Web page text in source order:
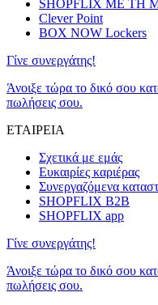
SHOPFLIX ΜΕ ΤΗ
Clever Point
BOX NOW Lockers
Γίνε συνεργάτης!
Άνοιξε τώρα το δικό σου
πωλήσεις σου.
ΕΤΑΙΡΕΙΑ
Σχετικά με εμάς
Ευκαιρίες καριέρας
Συνεργαζόμενα
SHOPFLIX B2B
SHOPFLIX app
Γίνε συνεργάτης!
Άνοιξε τώρα το δικό σου
πωλήσεις σου.